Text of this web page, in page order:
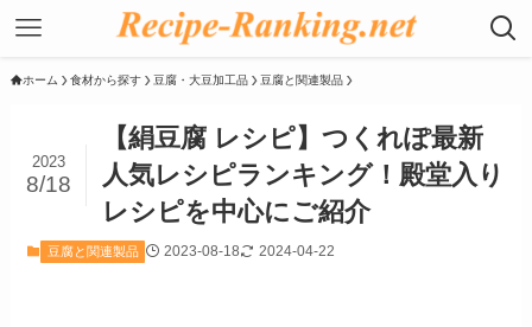
ホーム 食材から探す 豆腐・大豆加工品 豆腐と関連製品
【絹豆腐 レシピ】つくれぽ最新
人気レシピランキング！殿堂入り
レシピを中心にご紹介
2023
8/18
豆腐と関連製品 2023-08-18 2024-04-22